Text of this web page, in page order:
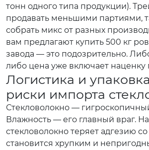
тонн одного типа продукции).
продавать меньшими партиями,
собрать микс от разных
вам предлагают купить 500 кг
завода — это подозрительно.
либо цена уже включает наценку
Логистика и
риски импорта
Стекловолокно —
Влажность — его главный враг.
стекловолокно теряет адгезию
становится хрупким и